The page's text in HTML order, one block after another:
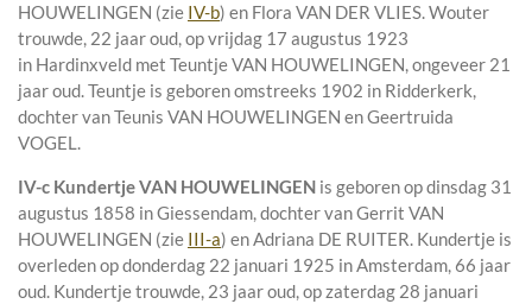
HOUWELINGEN (zie IV-b) en Flora VAN DER VLIES. Wouter
trouwde, 22 jaar oud, op vrijdag 17 augustus 1923
in Hardinxveld met Teuntje VAN HOUWELINGEN, ongeveer 21
jaar oud. Teuntje is geboren omstreeks 1902 in Ridderkerk,
dochter vanTeunis VAN HOUWELINGEN enGeertruida
VOGEL.
IV-c Kundertje VAN HOUWELINGEN is geboren op dinsdag 31
augustus 1858 inGiessendam, dochter vanGerrit VAN
HOUWELINGEN (zie III-a) enAdriana DE RUITER. Kundertje is
overleden op donderdag 22 januari 1925 inAmsterdam, 66 jaar
oud. Kundertje trouwde, 23 jaar oud, op zaterdag 28 januari